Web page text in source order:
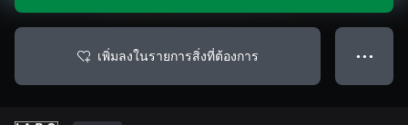
เพิ่มลงในรายการสิ่งที่ต้องการ ● ● ●